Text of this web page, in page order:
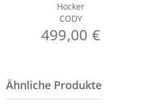
Hocker
CODY
499,00 €